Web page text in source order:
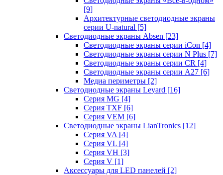
[9]
Архитектурные светодиодные экраны
серии U-natural [5]
Светодиодные экраны Absen [23]
Светодиодные экраны серии iCon [4]
Светодиодные экраны серии N Plus [7]
Светодиодные экраны серии CR [4]
Светодиодные экраны серии А27 [6]
Медиа периметры [2]
Светодиодные экраны Leyard [16]
Серия MG [4]
Серия TXF [6]
Серия VEM [6]
Светодиодные экраны LianTronics [12]
Серия VA [4]
Серия VL [4]
Серия VH [3]
Серия V [1]
Аксессуары для LED панелей [2]